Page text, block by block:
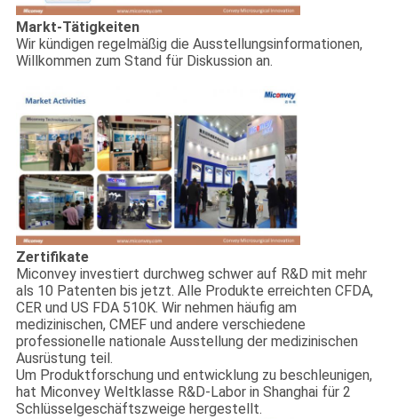
Markt-Tätigkeiten
Wir kündigen regelmäßig die Ausstellungsinformationen,
Willkommen zum Stand für Diskussion an.
Zertifikate
Miconvey investiert durchweg schwer auf R&D mit mehr
als 10 Patenten bis jetzt. Alle Produkte erreichten CFDA,
CER und US FDA 510K. Wir nehmen häufig am
medizinischen, CMEF und andere verschiedene
professionelle nationale Ausstellung der medizinischen
Ausrüstung teil.
Um Produktforschung und entwicklung zu beschleunigen,
hat Miconvey Weltklasse R&D-Labor in Shanghai für 2
Schlüsselgeschäftszweige hergestellt.